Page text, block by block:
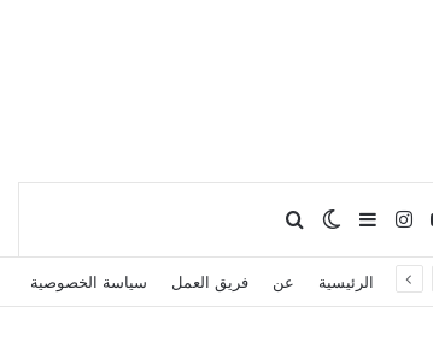
يوتيوبانستقرامإضافة عمود جانبي
الوضع المظلم
بحث عن
الرئيسية عن فريق العمل سياسة الخصوصية